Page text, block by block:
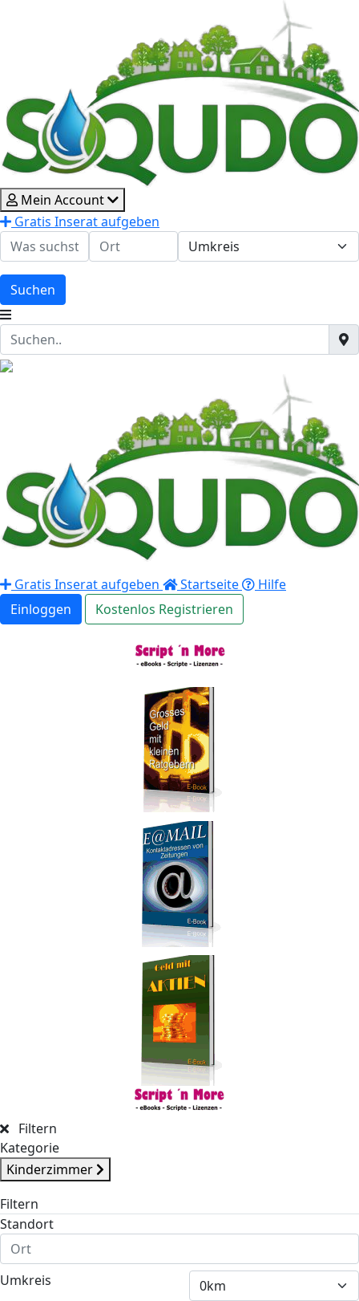
Mein Account
Gratis Inserat aufgeben
Suchen
Gratis Inserat aufgeben Startseite
Hilfe
Einloggen
Kostenlos Registrieren
Filtern
Kategorie
Kinderzimmer
Filtern
Standort
Umkreis